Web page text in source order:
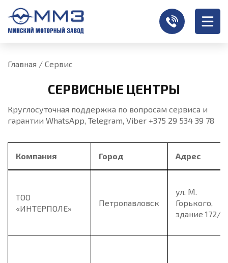
Главная / Сервис
СЕРВИСНЫЕ ЦЕНТРЫ
Круглосуточная поддержка по вопросам сервиса и
гарантии WhatsApp, Telegram, Viber +375 29 534 39 78
Компания Город Адрес
ТОО
«ИНТЕРПОЛЕ»
Петропавловск
ул. М.
Горького,
здание 172/А